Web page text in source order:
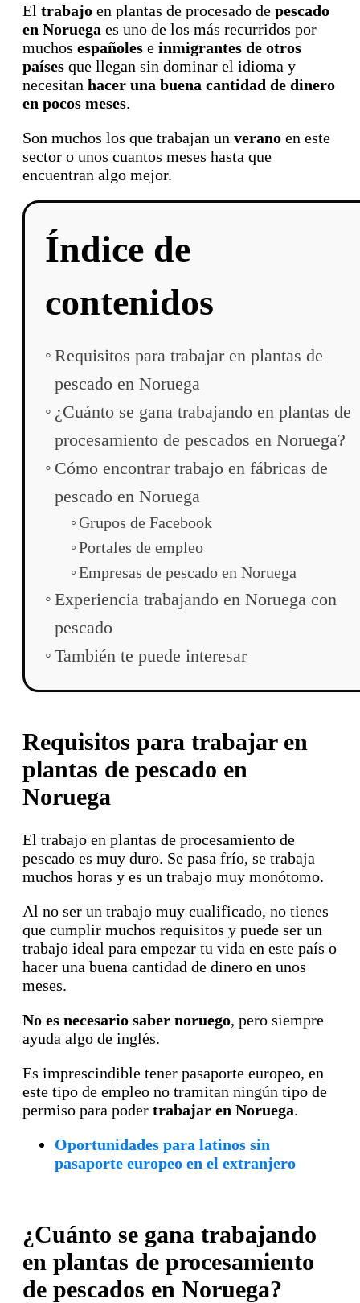
El trabajo en plantas de procesado de pescado
en Noruega es uno de los más recurridos por
muchos españoles e inmigrantes de otros
países que llegan sin dominar el idioma y
necesitan hacer una buena cantidad de dinero
en pocos meses.
Son muchos los que trabajan un verano en este
sector o unos cuantos meses hasta que
encuentran algo mejor.
Índice de
contenidos
Requisitos para trabajar en plantas de
pescado en Noruega
¿Cuánto se gana trabajando en plantas de
procesamiento de pescados en Noruega?
Cómo encontrar trabajo en fábricas de
pescado en Noruega
Grupos de Facebook
Portales de empleo
Empresas de pescado en Noruega
Experiencia trabajando en Noruega con
pescado
También te puede interesar
Requisitos para trabajar en
plantas de pescado en
Noruega
El trabajo en plantas de procesamiento de
pescado es muy duro. Se pasa frío, se trabaja
muchos horas y es un trabajo muy monótomo.
Al no ser un trabajo muy cualificado, no tienes
que cumplir muchos requisitos y puede ser un
trabajo ideal para empezar tu vida en este país o
hacer una buena cantidad de dinero en unos
meses.
No es necesario saber noruego, pero siempre
ayuda algo de inglés.
Es imprescindible tener pasaporte europeo, en
este tipo de empleo no tramitan ningún tipo de
permiso para poder trabajar en Noruega.
Oportunidades para latinos sin
pasaporte europeo en el extranjero
¿Cuánto se gana trabajando
en plantas de procesamiento
de pescados en Noruega?